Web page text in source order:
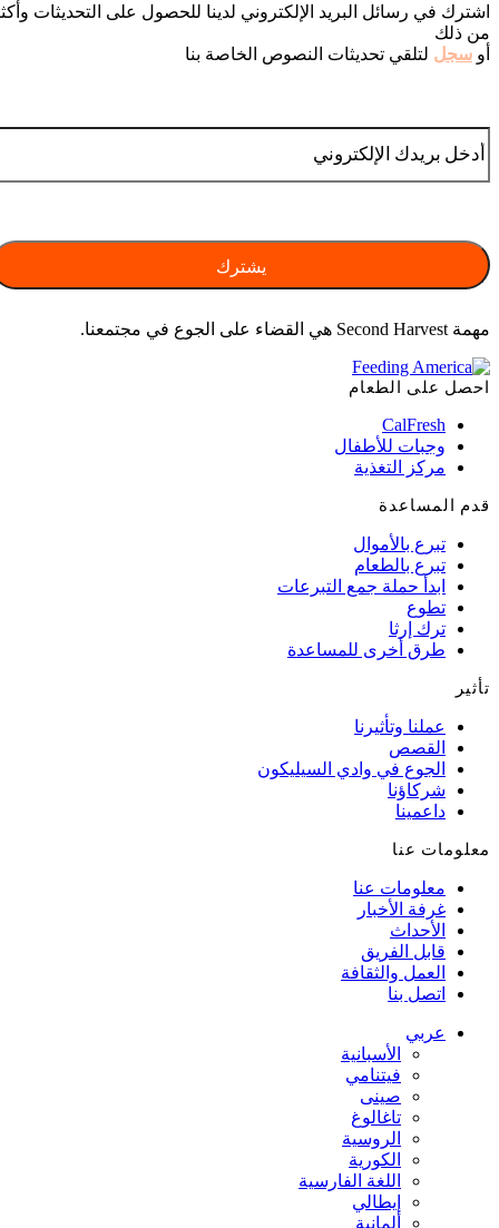
اشترك في رسائل البريد الإلكتروني لدينا للحصول على التحديثات
من ذلك
أو سجل لتلقي تحديثات النصوص الخاصة بنا
مهمة Second Harvest هي القضاء على الجوع في مجتمعنا.
احصل على الطعام
CalFresh
وجبات للأطفال
مركز التغذية
قدم المساعدة
تبرع بالأموال
تبرع بالطعام
ابدأ حملة جمع التبرعات
تطوع
ترك إرثا
طرق أخرى للمساعدة
تأثير
عملنا وتأثيرنا
القصص
الجوع في وادي السيليكون
شركاؤنا
داعمينا
معلومات عنا
معلومات عنا
غرفة الأخبار
الأحداث
قابل الفريق
العمل والثقافة
اتصل بنا
عربي
الأسبانية
فيتنامي
صينى
تاغالوغ
الروسية
الكورية
اللغة الفارسية
إيطالي
ألمانية